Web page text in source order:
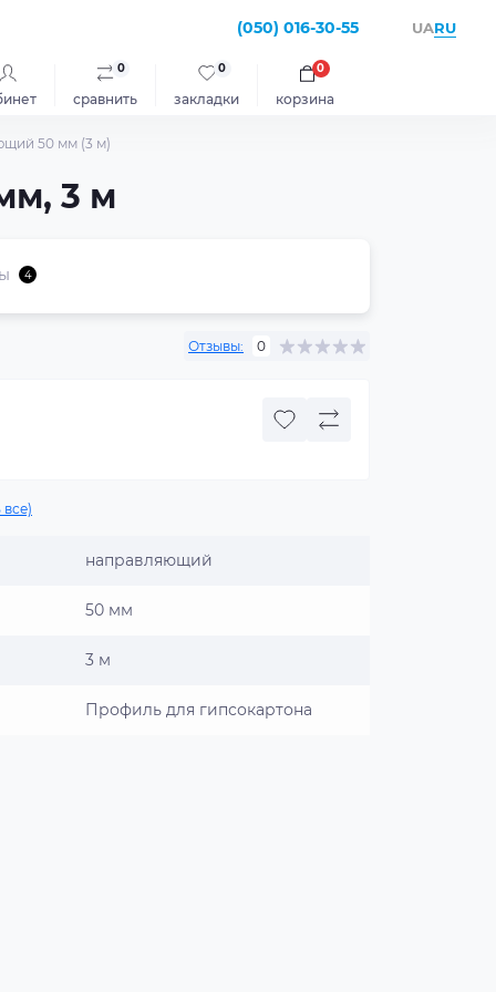
(050) 016-30-55 UARU
сравнить
0
закладки
0
корзина
0
50 мм (3 м)
3 м
4
Отзывы: 0
направляющий
50 мм
3 м
Профиль для гипсокартона